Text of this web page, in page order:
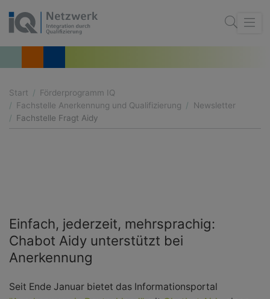
Start
Förderprogramm IQ
Fachstelle Anerkennung und Qualifizierung
Newsletter
Fachstelle Fragt Aidy
Einfach, jederzeit, mehrsprachig:
Chabot Aidy unterstützt bei
Anerkennung
Seit Ende Januar bietet das Informationsportal